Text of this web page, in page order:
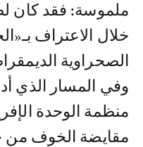
ملموسة: فقد كان
خلال الاعتراف
وفي المسار الذي
مقايضة الخوف من